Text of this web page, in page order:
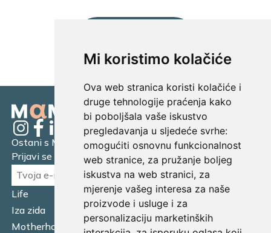
Mi koristimo kolačiće
Ova web stranica koristi kolačiće i
druge tehnologije praćenja kako
bi poboljšala vaše iskustvo
pregledavanja u sljedeće svrhe:
omogućiti osnovnu funkcionalnost
web stranice, za pružanje boljeg
iskustva na web stranici, za
mjerenje vašeg interesa za naše
proizvode i usluge i za
personalizaciju marketinških
Life
Financijska pismenost
Iza zida
Business
Motherhood
Tatager
Ostani s Mamagerom
Prijavi se na naš newsletter.